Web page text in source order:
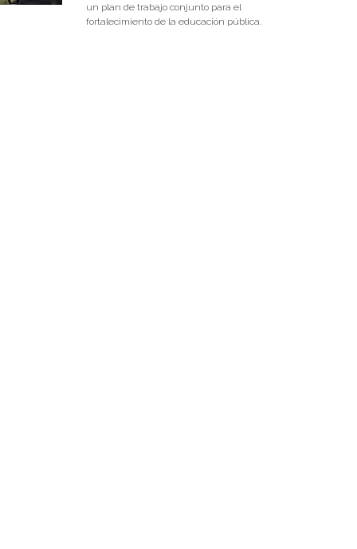
un plan de trabajo conjunto para el
fortalecimiento de la educación pública.